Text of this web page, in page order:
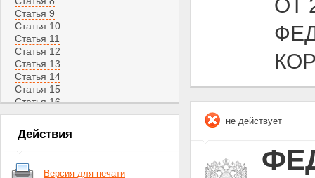
Статья 9
Статья 10
Статья 11
Статья 12
Статья 13
Статья 14
Статья 15
Статья 16
Статья 17
Статья 18. - Утратила силу.
Статья 19
Действия
Версия для печати
ОТ
не действует